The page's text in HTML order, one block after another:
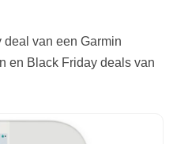
van een Garmin
en Black Friday deals van